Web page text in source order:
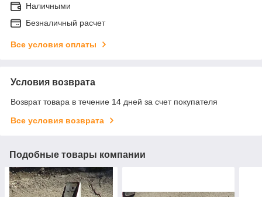
Наличными
Безналичный расчет
Все условия оплаты
Условия возврата
Возврат товара в течение 14 дней за счет покупателя
Все условия возврата
Подобные товары компании